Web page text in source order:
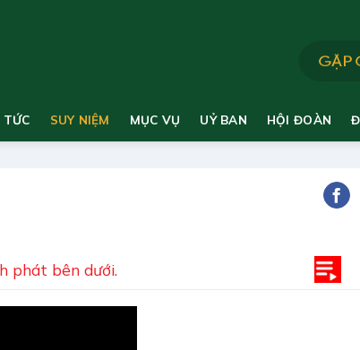
TỨC SUY NIỆM MỤC VỤ UỶ BAN HỘI ĐOÀN
phát bên dưới.